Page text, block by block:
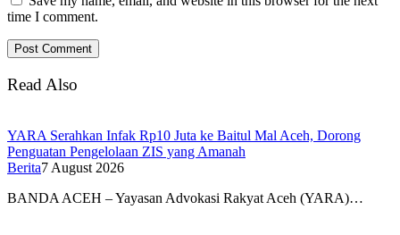
time I comment.
Read Also
YARA Serahkan Infak Rp10 Juta ke Baitul Mal Aceh, Dorong
Penguatan Pengelolaan ZIS yang Amanah
Berita7 August 2026
BANDA ACEH – Yayasan Advokasi Rakyat Aceh (YARA)…